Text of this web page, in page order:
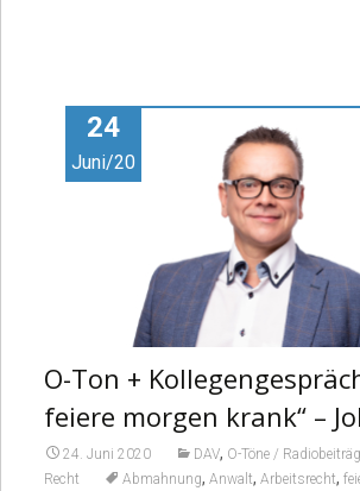
24
Juni/20
O-Ton +
feiere morgen krank“ –
24. Juni 2020 DAV, O-Töne /
Recht Abmahnung, Anwalt, Arbeitsrecht,